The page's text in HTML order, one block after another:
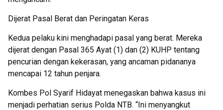
Dijerat Pasal Berat dan Peringatan Keras
Kedua pelaku kini menghadapi pasal yang berat. Mereka
dijerat dengan Pasal 365 Ayat (1) dan (2) KUHP tentang
pencurian dengan kekerasan, yang ancaman pidananya
mencapai 12 tahun penjara.
Kombes Pol Syarif Hidayat menegaskan bahwa kasus ini
menjadi perhatian serius Polda NTB. “Ini menyangkut